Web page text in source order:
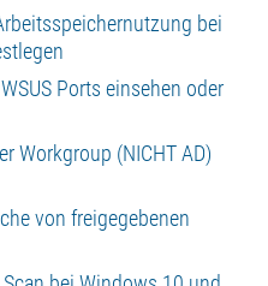
bei
Ports einsehen oder
Workgroup (NICHT AD)
von freigegebenen